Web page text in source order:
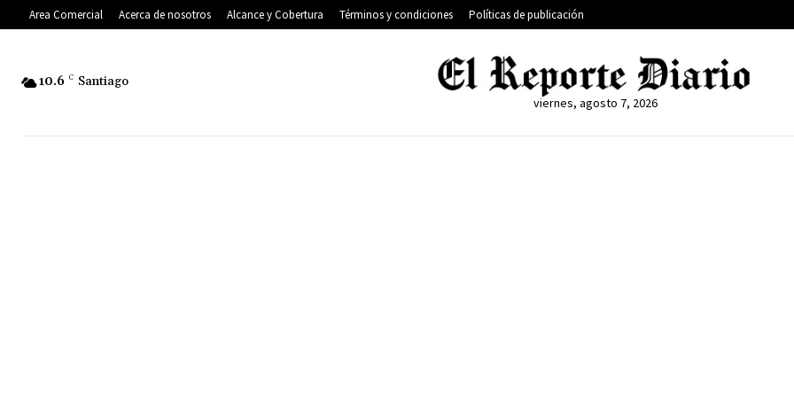
Area Comercial Acerca de nosotros Alcance y Cobertura Términos y condiciones Políticas de publicación
10.6 C Santiago
viernes, agosto 7, 2026